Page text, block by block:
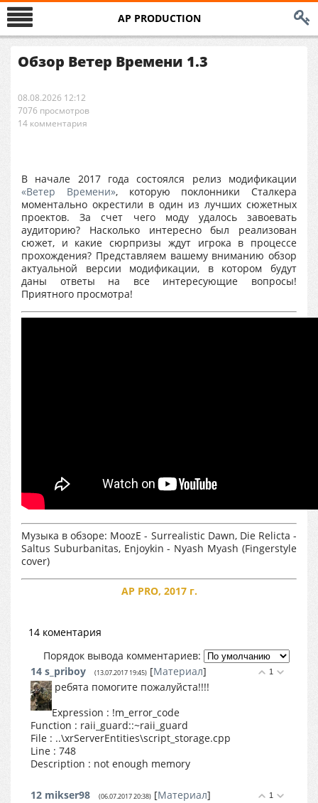
AP PRODUCTION
Обзор Ветер Времени 1.3
08.08.2026 12:12
7076 просмотров
14 комментария
В начале 2017 года состоялся релиз модификации
«Ветер Времени», которую поклонники Сталкера
моментально окрестили в один из лучших сюжетных
проектов. За счет чего моду удалось завоевать
аудиторию? Насколько интересно был реализован
сюжет, и какие сюрпризы ждут игрока в процессе
прохождения? Представляем вашему вниманию обзор
актуальной версии модификации, в котором будут
даны ответы на все интересующие вопросы!
Приятного просмотра!
Музыка в обзоре: MoozE - Surrealistic Dawn, Die Relicta -
Saltus Suburbanitas, Enjoykin - Nyash Myash (Fingerstyle
cover)
AP PRO, 2017 г.
14 коментария
Порядок вывода комментариев:
1
14 s_priboy (13.07.2017 19:45) [Материал]
ребята помогите пожалуйста!!!!
Expression : !m_error_code
Function : raii_guard::~raii_guard
File : ..\xrServerEntities\script_storage.cpp
Line : 748
Description : not enough memory
1
12 mikser98 (06.07.2017 20:38) [Материал]